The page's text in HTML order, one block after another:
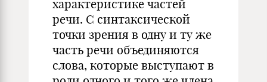
характеристике частей
речи. С синтаксической
точки зрения в одну и ту же
часть речи объединяются
слова, которые выступают в